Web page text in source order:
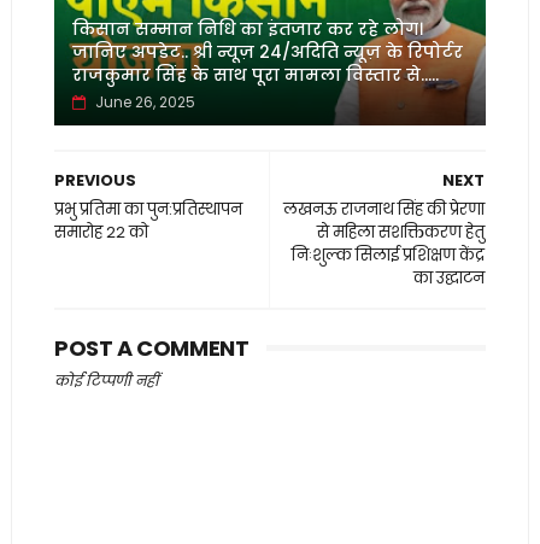
किसान सम्मान निधि का इंतजार कर रहे लोग।
जानिए अपडेट.. श्री न्यूज़ 24/अदिति न्यूज़ के रिपोर्टर
राजकुमार सिंह के साथ पूरा मामला विस्तार से.....
June 26, 2025
NEXT
लखनऊ राजनाथ सिंह की प्रेरणा
से महिला सशक्तिकरण हेतु
निःशुल्क सिलाई प्रशिक्षण केंद्र
का उद्घाटन
PREVIOUS
प्रभु प्रतिमा का पुन:प्रतिस्थापन
समारोह 22 को
POST A COMMENT
कोई टिप्पणी नहीं